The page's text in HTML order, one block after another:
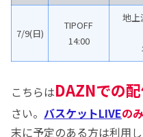
7/9(日)
TIPOFF
14:00
地
こちらはDAZNでの
さい。 バスケットLIVEの
末に予定のある方は利用